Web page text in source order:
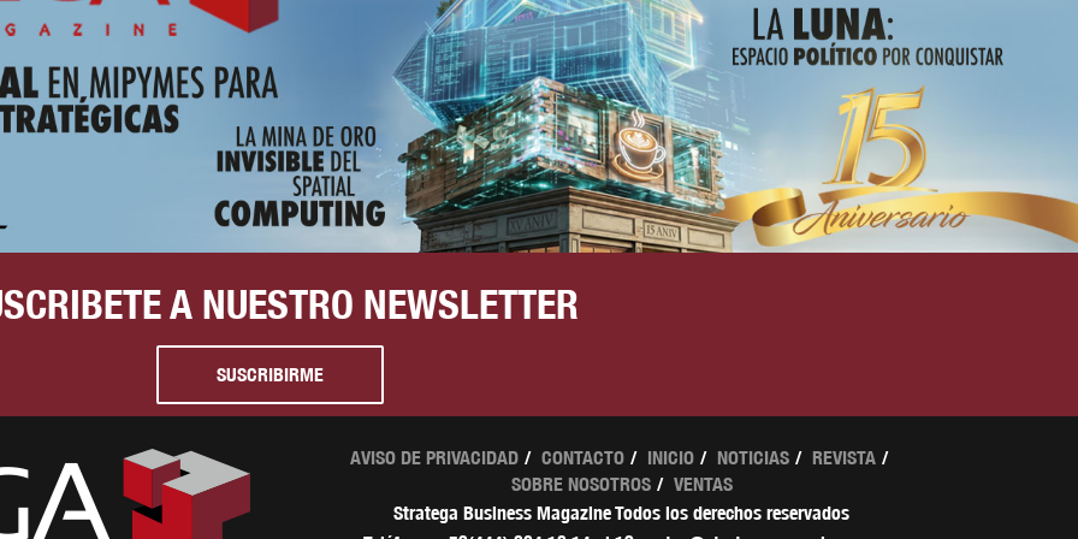
A NUESTRO NEWSLETTER
SUSCRIBIRME
AVISO DE PRIVACIDAD CONTACTO INICIO NOTICIAS
REVISTA
SOBRE NOSOTROS
VENTAS
Stratega Business Magazine Todos los derechos reservados